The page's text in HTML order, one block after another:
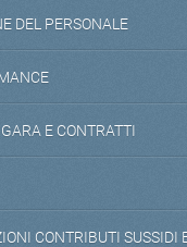
DEL PERSONALE
E CONTRATTI
CONTRIBUTI SUSSIDI